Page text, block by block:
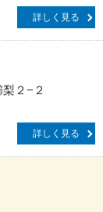
詳しく見る
２−２
詳しく見る